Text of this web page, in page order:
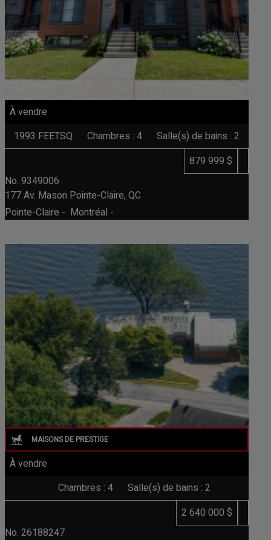
À vendre
1993 FEETSQ Chambres : 4
Salle(s) de bains : 2
879 999 $
No. 9349006
177 Av. Mason Pointe-Claire, QC
Pointe-Claire - Montréal -
À vendre
Chambres : 4
Salle(s) de bains : 2
2 640 000 $
No. 26188247